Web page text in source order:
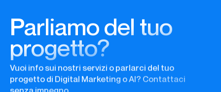
Parliamo del tuo
progetto?
Vuoi info sui nostri servizi o parlarci del tuo
progetto di Digital Marketing o AI? Contattaci
senza impegno.